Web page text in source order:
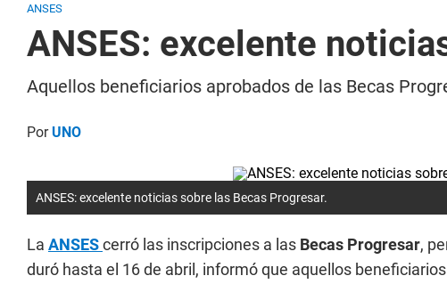
ANSES
ANSES: excelente
Aquellos beneficiarios aprobados de las Becas
PorUNO
ANSES: excelente noticias sobre las Becas Progresar.
La ANSEScerró las inscripciones a las Becas Progresar,
duró hasta el 16 de abril, informó que aquellos beneficiarios